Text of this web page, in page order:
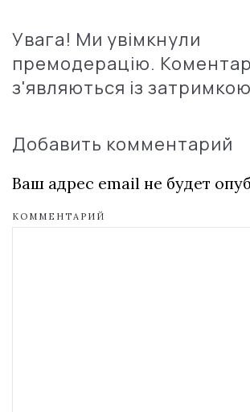
Увага! Ми увімкнули
премодерацію.
з'являються із затримкою
Добавить комментарий
Ваш адрес email не будет
КОММЕНТАРИЙ